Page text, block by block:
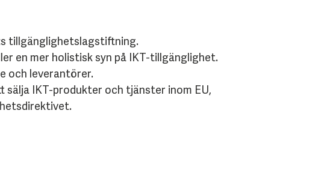
tillgänglighetslagstiftning.
en mer holistisk syn på IKT-tillgänglighet.
och leverantörer.
IKT-produkter och tjänster inom EU,